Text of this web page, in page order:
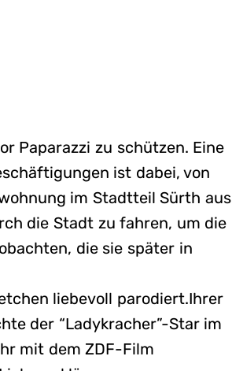
Paparazzi zu schützen. Eine
ist dabei, von
im Stadtteil Sürth aus
die Stadt zu fahren, um die
die sie später in
liebevoll parodiert.Ihrer
der “Ladykracher”-Star im
mit dem ZDF-Film